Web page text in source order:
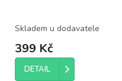
Skladem u dodavatele
399 Kč
DETAIL